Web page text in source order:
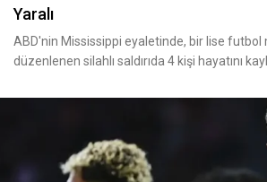
Yaralı
ABD'nin Mississippi eyaletinde, bir lise futbol
düzenlenen silahlı saldırıda 4 kişi hayatını